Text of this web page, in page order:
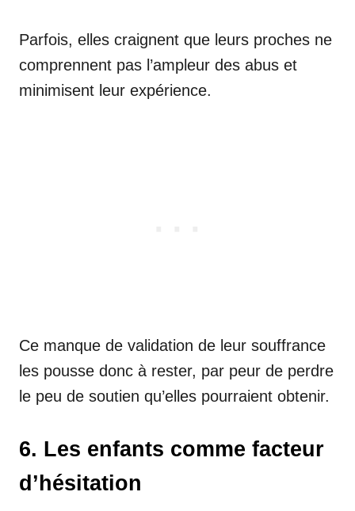
Parfois, elles craignent que leurs proches ne
comprennent pas l’ampleur des abus et
minimisent leur expérience.
Ce manque de validation de leur souffrance
les pousse donc à rester, par peur de perdre
le peu de soutien qu’elles pourraient obtenir.
6. Les enfants comme facteur
d’hésitation